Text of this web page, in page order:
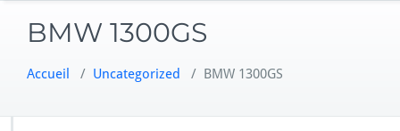
BMW 1300GS
Accueil / Uncategorized / BMW 1300GS